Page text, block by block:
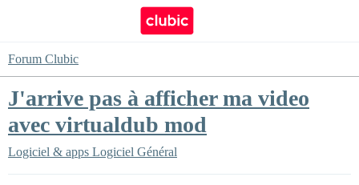
Forum Clubic
J'arrive pas à afficher ma video
avec virtualdub mod
Logiciel & apps Logiciel Général